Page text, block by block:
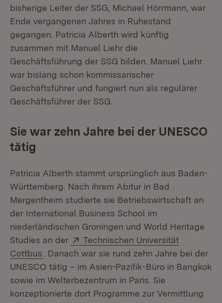
bisherige Leiter der SSG, Michael Hörrmann, war
Ende vergangenen Jahres in Ruhestand
gegangen. Patricia Alberth wird künftig
zusammen mit Manuel Liehr die
Geschäftsführung der SSG bilden. Manuel Liehr
war bislang schon kommissarischer
Geschäftsführer und fungiert nun als regulärer
Geschäftsführer der SSG.
Sie war zehn Jahre bei der UNESCO
tätig
Patricia Alberth stammt ursprünglich aus Baden-
Württemberg. Nach ihrem Abitur in Bad
Mergentheim studierte sie Betriebswirtschaft an
der International Business School im
niederländischen Groningen und World Heritage
Studies an der
Extern:
Technischen Universität
Cottbus (Öffnet in neuem Fenster)
. Danach war sie rund zehn Jahre bei der
UNESCO tätig – im Asien-Pazifik-Büro in Bangkok
sowie im Welterbezentrum in Paris. Sie
konzeptionierte dort Programme zur Vermittlung